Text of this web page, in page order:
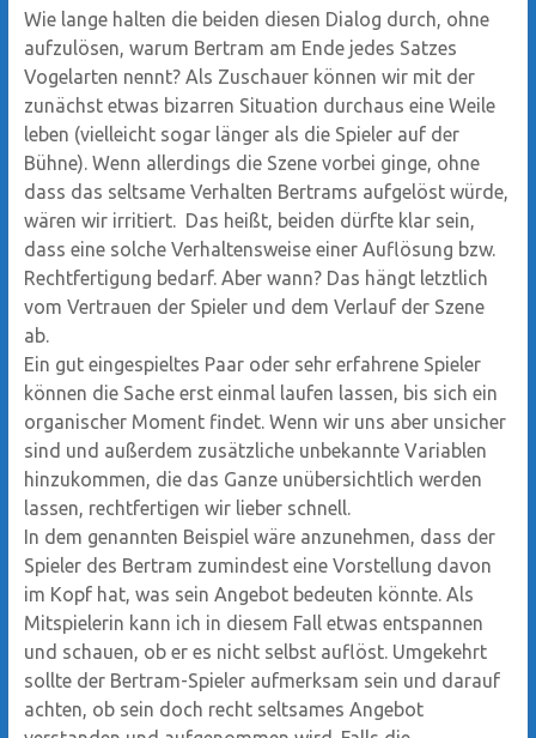
Wie lange halten die beiden diesen Dialog durch, ohne
aufzulösen, warum Bertram am Ende jedes Satzes
Vogelarten nennt? Als Zuschauer können wir mit der
zunächst etwas bizarren Situation durchaus eine Weile
leben (vielleicht sogar länger als die Spieler auf der
Bühne). Wenn allerdings die Szene vorbei ginge, ohne
dass das seltsame Verhalten Bertrams aufgelöst würde,
wären wir irritiert. Das heißt, beiden dürfte klar sein,
dass eine solche Verhaltensweise einer Auflösung bzw.
Rechtfertigung bedarf. Aber wann? Das hängt letztlich
vom Vertrauen der Spieler und dem Verlauf der Szene
ab.
Ein gut eingespieltes Paar oder sehr erfahrene Spieler
können die Sache erst einmal laufen lassen, bis sich ein
organischer Moment findet. Wenn wir uns aber unsicher
sind und außerdem zusätzliche unbekannte Variablen
hinzukommen, die das Ganze unübersichtlich werden
lassen, rechtfertigen wir lieber schnell.
In dem genannten Beispiel wäre anzunehmen, dass der
Spieler des Bertram zumindest eine Vorstellung davon
im Kopf hat, was sein Angebot bedeuten könnte. Als
Mitspielerin kann ich in diesem Fall etwas entspannen
und schauen, ob er es nicht selbst auflöst. Umgekehrt
sollte der Bertram-Spieler aufmerksam sein und darauf
achten, ob sein doch recht seltsames Angebot